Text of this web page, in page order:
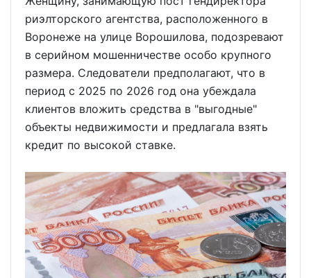
риэлторского агентства, расположенного в
Воронеже на улице Ворошилова, подозревают
в серийном мошенничестве особо крупного
размера. Следователи предполагают, что в
период с 2025 по 2026 год она убеждала
клиентов вложить средства в "выгодные"
объекты недвижимости и предлагала взять
кредит по высокой ставке.